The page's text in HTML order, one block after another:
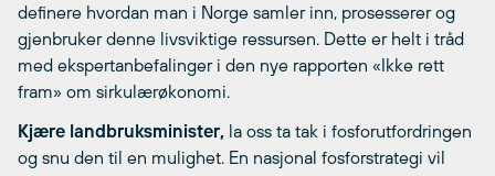
definere hvordan man i Norge samler inn, prosesserer og
gjenbruker denne livsviktige ressursen. Dette er helt i tråd
med ekspertanbefalinger i den nye rapporten «Ikke rett
fram» om sirkulærøkonomi.
Kjære landbruksminister, la oss ta tak i fosforutfordringen
og snu den til en mulighet. En nasjonal fosforstrategi vil